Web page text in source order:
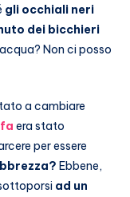
gli occhiali neri
dei bicchieri
Non ci posso
a cambiare
era stato
per essere
Ebbene,
ad un